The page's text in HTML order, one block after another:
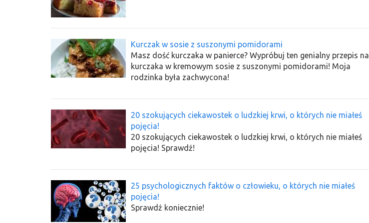
Kurczak w sosie z suszonymi pomidorami
Masz dość kurczaka w panierce? Wypróbuj ten genialny przepis na
kurczaka w kremowym sosie z suszonymi pomidorami! Moja
rodzinka była zachwycona!
20 szokujących ciekawostek o ludzkiej krwi, o których nie miałeś
pojęcia!
20 szokujących ciekawostek o ludzkiej krwi, o których nie miałeś
pojęcia! Sprawdź!
25 psychologicznych faktów o człowieku, o których nie miałeś
pojęcia!
Sprawdź koniecznie!